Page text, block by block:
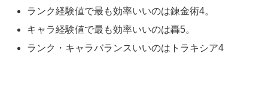
ランク経験値で最も効率いいのは錬金術4。
キャラ経験値で最も効率いいのは轟5。
ランク・キャラバランスいいのはトラキシア4